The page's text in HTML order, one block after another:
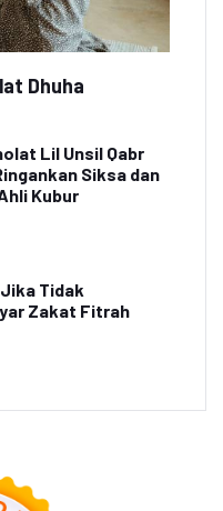
Dhuha
Lil Unsil Qabr
Siksa dan
Kubur
Tidak
Zakat Fitrah